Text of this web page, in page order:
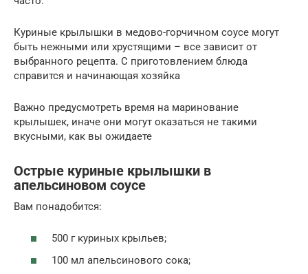
Куриные крылышки в медово-горчичном соусе могут
быть нежными или хрустящими – все зависит от
выбранного рецепта. С приготовлением блюда
справится и начинающая хозяйка
Важно предусмотреть время на маринование
крылышек, иначе они могут оказаться не такими
вкусными, как вы ожидаете
Острые куриные крылышки в
апельсиновом соусе
Вам понадобится:
500 г куриных крыльев;
100 мл апельсинового сока;